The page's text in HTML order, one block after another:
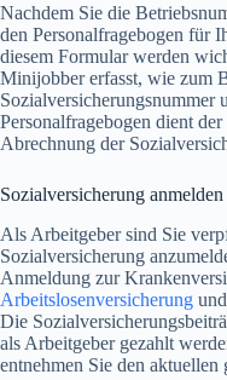
Nachdem Sie die
den Personalfragebogen für
diesem Formular werden
Minijobber erfasst, wie zum
Sozialversicherungsnummer
Personalfragebogen dient
Abrechnung der
Sozialversicherung
Als Arbeitgeber sind Sie
Sozialversicherung
Anmeldung zur
Arbeitslosenversicherung und
Die
als Arbeitgeber gezahlt
entnehmen Sie den